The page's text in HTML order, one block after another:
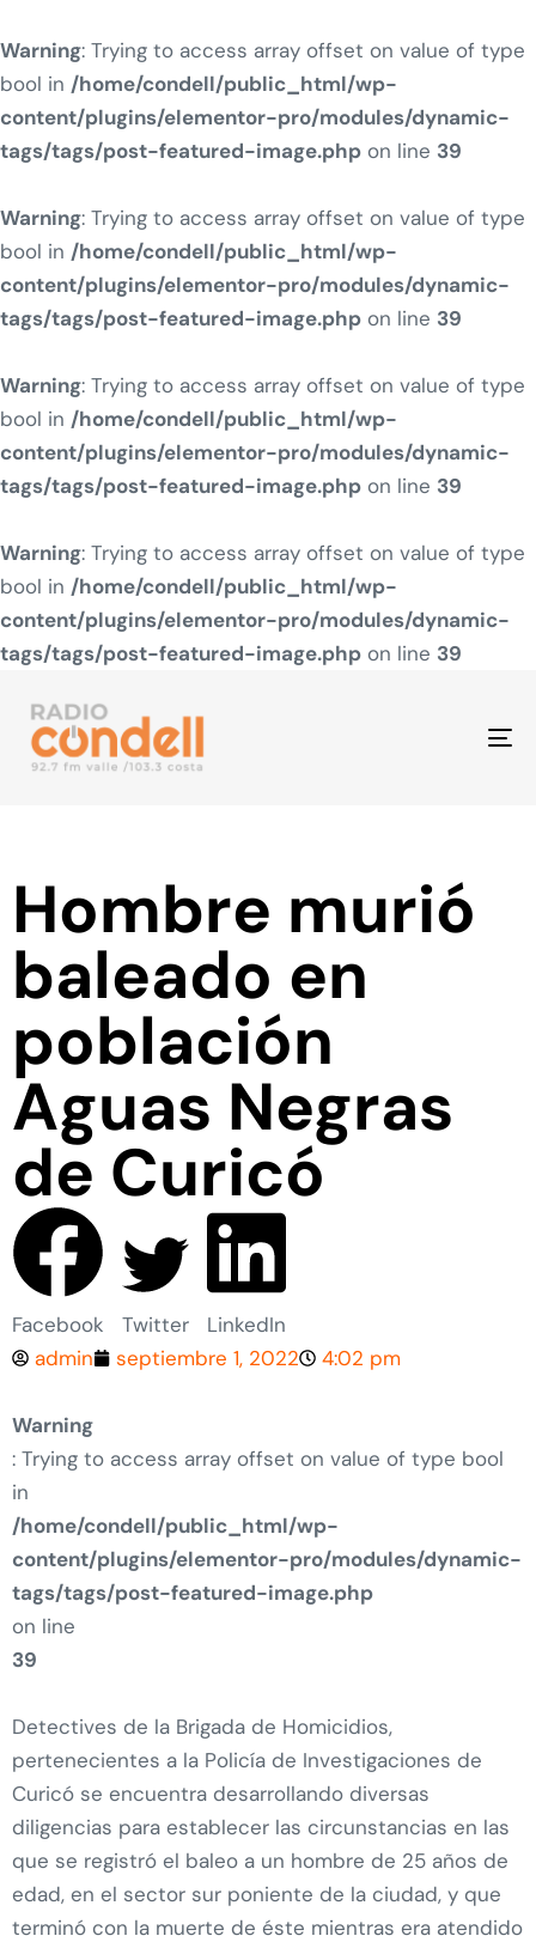
Warning: Trying to access array offset on value of type
bool in /home/condell/public_html/wp-
content/plugins/elementor-pro/modules/dynamic-
tags/tags/post-featured-image.php on line 39
Warning: Trying to access array offset on value of type
bool in /home/condell/public_html/wp-
content/plugins/elementor-pro/modules/dynamic-
tags/tags/post-featured-image.php on line 39
Warning: Trying to access array offset on value of type
bool in /home/condell/public_html/wp-
content/plugins/elementor-pro/modules/dynamic-
tags/tags/post-featured-image.php on line 39
Warning: Trying to access array offset on value of type
bool in /home/condell/public_html/wp-
content/plugins/elementor-pro/modules/dynamic-
tags/tags/post-featured-image.php on line 39
Hombre murió
baleado en
población
Aguas Negras
de Curicó
Facebook Twitter
LinkedIn
admin
septiembre 1, 2022 4:02 pm
Warning
: Trying to access array offset on value of type bool
in
/home/condell/public_html/wp-
content/plugins/elementor-pro/modules/dynamic-
tags/tags/post-featured-image.php
on line
39
Detectives de la Brigada de Homicidios,
pertenecientes a la Policía de Investigaciones de
Curicó se encuentra desarrollando diversas
diligencias para establecer las circunstancias en las
que se registró el baleo a un hombre de 25 años de
edad, en el sector sur poniente de la ciudad, y que
terminó con la muerte de éste mientras era atendido